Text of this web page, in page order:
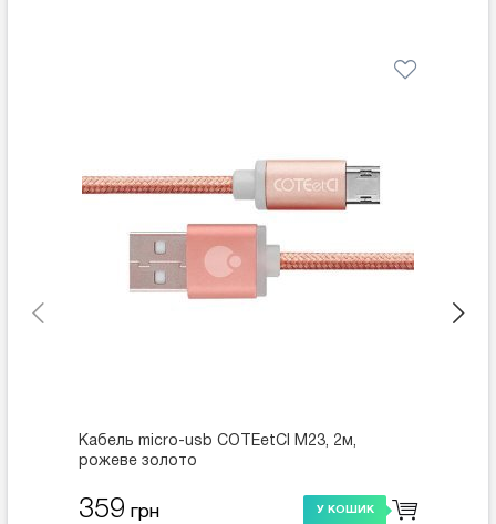
Кабель micro-usb COTEetCI M23, 2м,
рожеве золото
359 грн У КОШИК